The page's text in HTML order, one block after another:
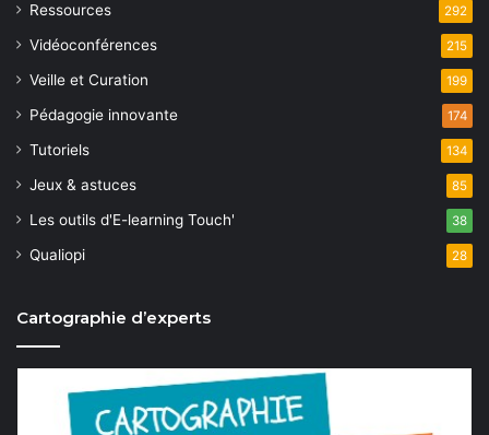
Ressources 292
Vidéoconférences 215
Veille et Curation 199
Pédagogie innovante 174
Tutoriels 134
Jeux & astuces 85
Les outils d'E-learning Touch' 38
Qualiopi 28
Cartographie d’experts